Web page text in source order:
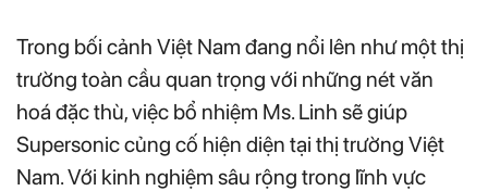
Trong bối cảnh Việt Nam đang nổi lên như một thị
trường toàn cầu quan trọng với những nét văn
hoá đặc thù, việc bổ nhiệm Ms. Linh sẽ giúp
Supersonic củng cố hiện diện tại thị trường Việt
Nam. Với kinh nghiệm sâu rộng trong lĩnh vực